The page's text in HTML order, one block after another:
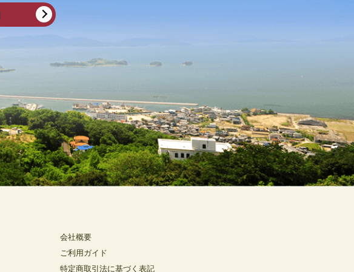
会社概要
ご利用ガイド
特定商取引法に基づく表記